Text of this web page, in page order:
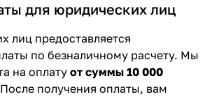
для юридических лиц
лиц предоставляется
по безналичному расчету. Мы
на оплату от суммы 10 000
получения оплаты, вам